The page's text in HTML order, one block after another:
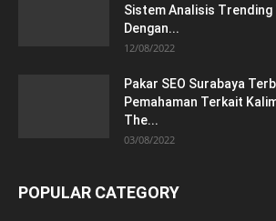
Sistem Analisis
Dengan...
12/08/2022
Pakar SEO Surabaya
Pemahaman Terkait
The...
03/08/2022
POPULAR CATEGORY